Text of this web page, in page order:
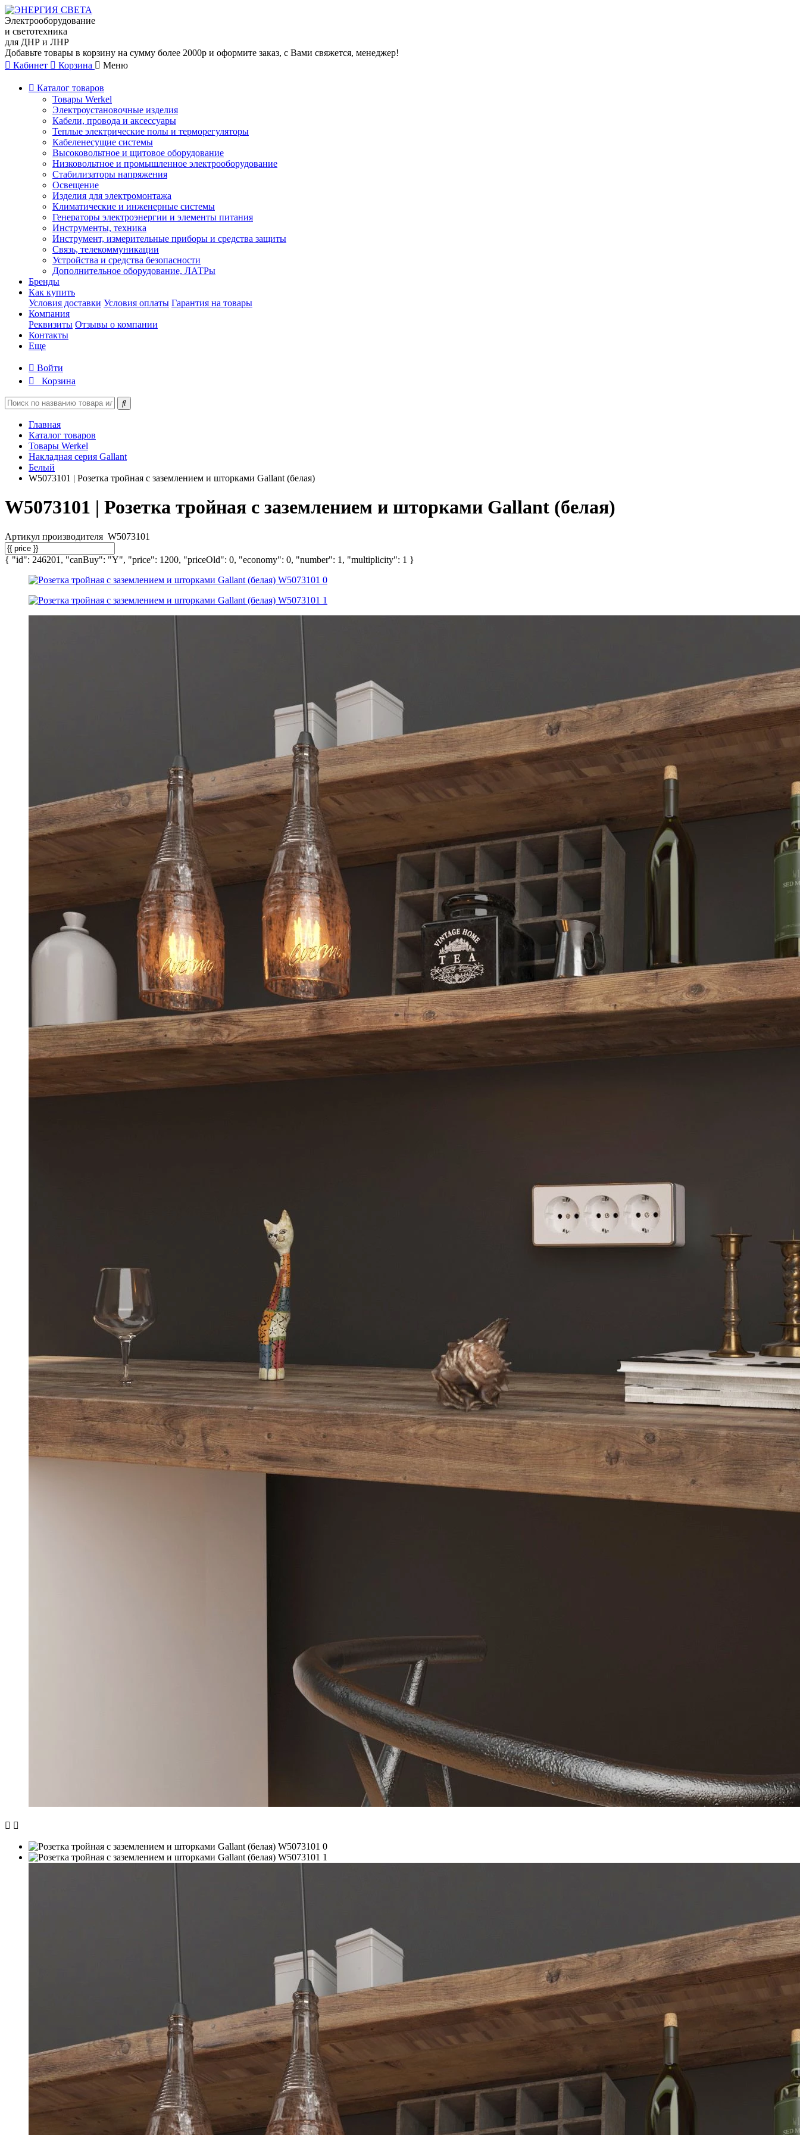
Электрооборудование
и светотехника
для ДНР и ЛНР
Добавьте товары в корзину на сумму более 2000р и оформите заказ, с Вами свяжется, менеджер!
Кабинет
Корзина Меню
Каталог товаров
Товары Werkel
Электроустановочные изделия
Кабели, провода и аксессуары
Теплые электрические полы и терморегуляторы
Кабеленесущие системы
Высоковольтное и щитовое оборудование
Низковольтное и промышленное электрооборудование
Стабилизаторы напряжения
Освещение
Изделия для электромонтажа
Климатические и инженерные системы
Генераторы электроэнергии и элементы питания
Инструменты, техника
Инструмент, измерительные приборы и средства защиты
Связь, телекоммуникации
Устройства и средства безопасности
Дополнительное оборудование, ЛАТРы
Бренды
Как купить
Условия доставки Условия оплаты Гарантия на товары
Компания
Реквизиты Отзывы о компании
Контакты
Еще
Войти
Корзина
Главная
Каталог товаров
Товары Werkel
Накладная серия Gallant
Белый
W5073101 | Розетка тройная с заземлением и шторками Gallant (белая)
W5073101 | Розетка тройная с заземлением и шторками Gallant (белая)
Артикул производителя W5073101
{ "id": 246201, "canBuy": "Y", "price": 1200, "priceOld": 0, "economy": 0, "number": 1, "multiplicity": 1 }